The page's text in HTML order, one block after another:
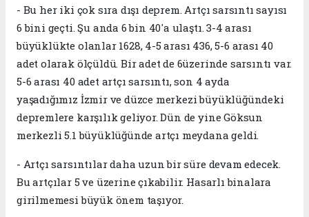
- Bu her iki çok sıra dışı deprem. Artçı sarsıntı sayısı
6 bini geçti. Şu anda 6 bin 40'a ulaştı. 3-4 arası
büyüklükte olanlar 1628, 4-5 arası 436, 5-6 arası 40
adet olarak ölçüldü. Bir adet de 6üzerinde sarsıntı var.
5-6 arası 40 adet artçı sarsıntı, son 4 ayda
yaşadığımız İzmir ve düzce merkezi büyüklüğündeki
depremlere karşılık geliyor. Dün de yine Göksun
merkezli 5.1 büyüklüğünde artçı meydana geldi.
- Artçı sarsıntılar daha uzun bir süre devam edecek.
Bu artçılar 5 ve üzerine çıkabilir. Hasarlı binalara
girilmemesi büyük önem taşıyor.